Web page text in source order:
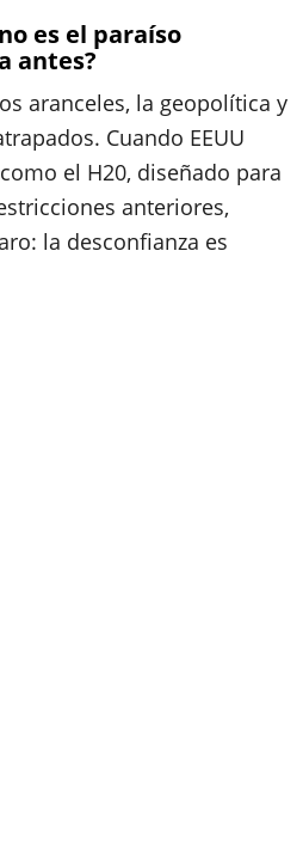
es el paraíso
antes?
aranceles, la geopolítica y
Cuando EEUU
el H20, diseñado para
anteriores,
la desconfianza es